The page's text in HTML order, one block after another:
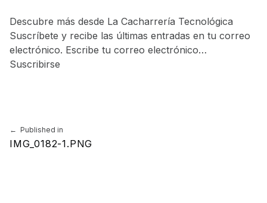
Descubre más desde La Cacharrería Tecnológica
Suscríbete y recibe las últimas entradas en tu correo
electrónico. Escribe tu correo electrónico…
Suscribirse
Navegación de entradas
Published in
IMG_0182-1.PNG